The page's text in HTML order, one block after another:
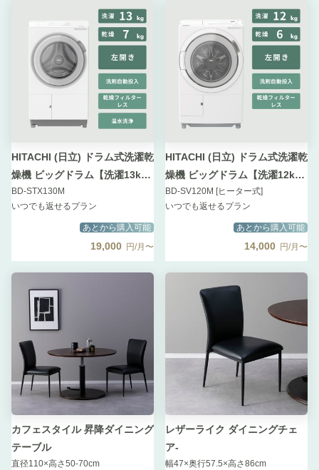
HITACHI (日立) ドラム式洗濯乾
燥機 ビッグドラム【洗濯13kg/
乾燥7kg】
BD-STX130M
いつでも返せるプラン
あとから購入可能
19,000 円/月〜
HITACHI (日立) ドラム式洗濯乾
燥機 ビッグドラム【洗濯12kg/
乾燥6kg】
BD-SV120M [ヒーター式]
いつでも返せるプラン
あとから購入可能
14,000 円/月〜
カフェスタイル 昇降ダイニング
テーブル
直径110×高さ50-70cm
レザーライク ダイニングチェ
ア-
幅47×奥行57.5×高さ86cm